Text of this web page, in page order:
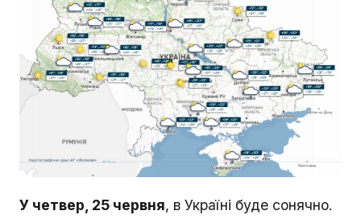
У четвер, 25 червня, в Україні буде сонячно.